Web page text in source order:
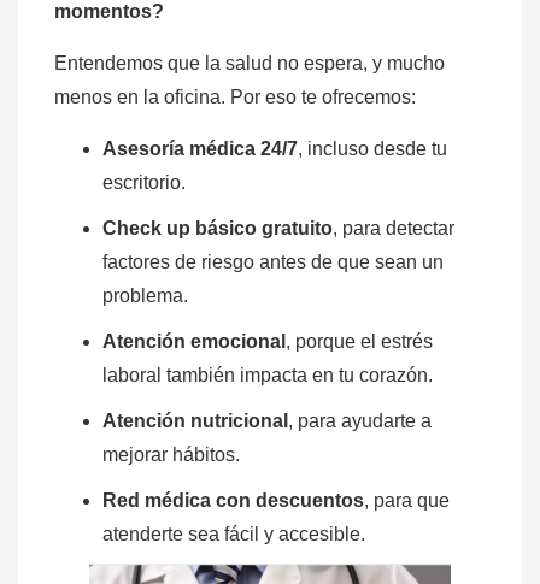
momentos?
Entendemos que la salud no espera, y mucho
menos en la oficina. Por eso te ofrecemos:
Asesoría médica 24/7, incluso desde tu
escritorio.
Check up básico gratuito, para detectar
factores de riesgo antes de que sean un
problema.
Atención emocional , porque el estrés
laboral también impacta en tu corazón.
Atención nutricional , para ayudarte a
mejorar hábitos.
Red médica con descuentos, para que
atenderte sea fácil y accesible.